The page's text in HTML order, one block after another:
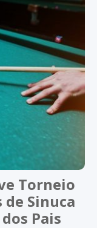
Torneio
de Sinuca
Pais